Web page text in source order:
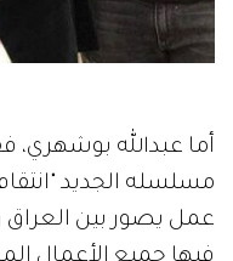
أما عبدالله
مسلسله الجديد